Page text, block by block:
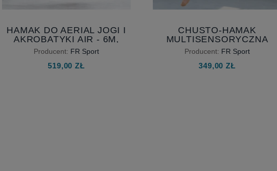
HAMAK DO AERIAL JOGI I
AKROBATYKI AIR - 6M,
SZEROKOŚĆ 230 CM,
AERIAL YOGA HAMMOCK
Producent: FR Sport
519,00 ZŁ
CHUSTO-HAMAK
MULTISENSORYCZNA
HUŚTAWKA DLA DZIECI Z
AKCESORIAMI
Producent: FR Sport
349,00 ZŁ